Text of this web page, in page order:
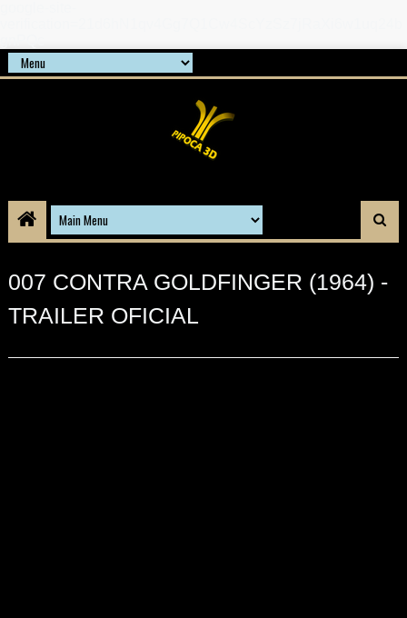
007 CONTRA GOLDFINGER (1964) -
TRAILER OFICIAL